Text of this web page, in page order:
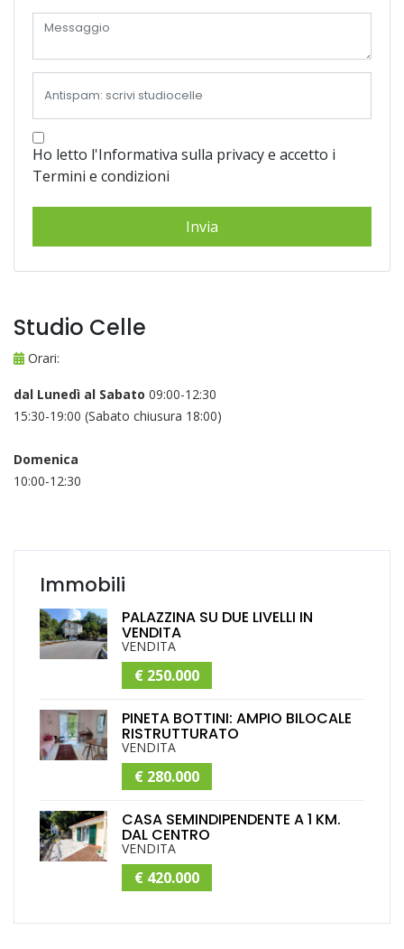
Ho letto l'Informativa sulla privacy e accetto i
Termini e condizioni
Studio Celle
Orari:
dal Lunedì al Sabato 09:00-12:30
15:30-19:00 (Sabato chiusura 18:00)
Domenica
10:00-12:30
Immobili
PALAZZINA SU DUE LIVELLI IN
VENDITA
VENDITA
€ 250.000
PINETA BOTTINI: AMPIO BILOCALE
RISTRUTTURATO
VENDITA
€ 280.000
CASA SEMINDIPENDENTE A 1 KM.
DAL CENTRO
VENDITA
€ 420.000